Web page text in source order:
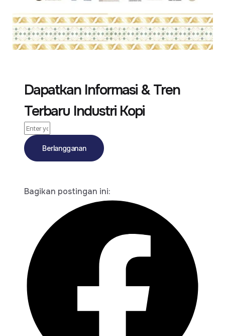
Dapatkan Informasi & Tren
Terbaru Industri Kopi
Berlangganan
Bagikan postingan ini: